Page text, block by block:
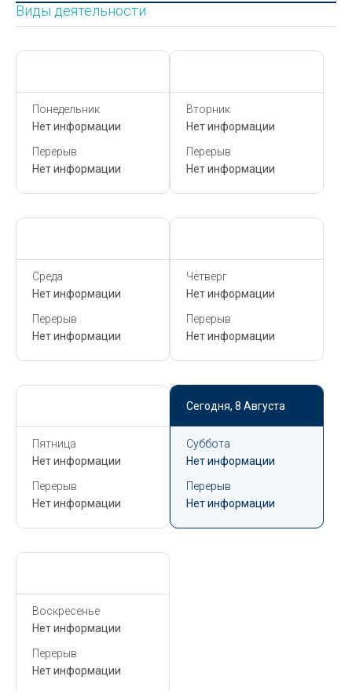
Виды деятельности
Понедельник
Нет информации
Перерыв
Нет информации
Вторник
Нет информации
Перерыв
Нет информации
Среда
Нет информации
Перерыв
Нет информации
Четверг
Нет информации
Перерыв
Нет информации
Пятница
Нет информации
Перерыв
Нет информации
Сегодня, 8 Августа
Суббота
Нет информации
Перерыв
Нет информации
Воскресенье
Нет информации
Перерыв
Нет информации